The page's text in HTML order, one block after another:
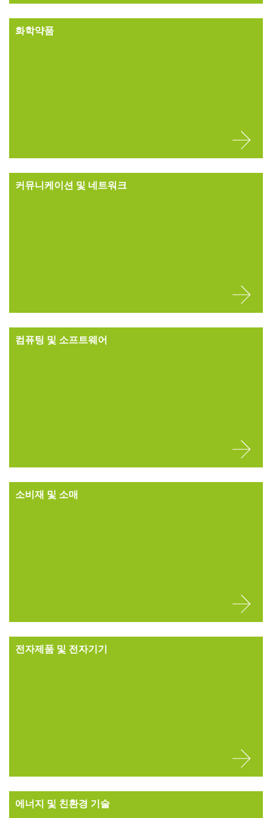
화학약품
커뮤니케이션 및 네트워크
컴퓨팅 및 소프트웨어
소비재 및 소매
전자제품 및 전자기기
에너지 및 친환경 기술